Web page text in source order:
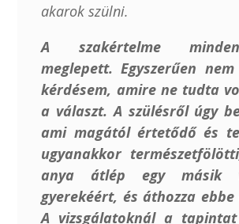
akarok szülni.
A szakértelme
meglepett. Egyszerűen
kérdésem, amire ne tudta
a választ. A szülésről úgy
ami magától értetődő és
ugyanakkor
anya átlép egy másik
gyerekéért, és áthozza
A vizsgálatoknál a